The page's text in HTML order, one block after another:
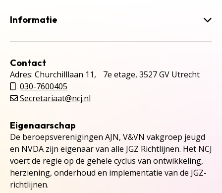
Informatie
Contact
Adres: Churchilllaan 11, 7e etage, 3527 GV Utrecht
030-7600405
Secretariaat@ncj.nl
Eigenaarschap
De beroepsverenigingen AJN, V&VN vakgroep jeugd
en NVDA zijn eigenaar van alle JGZ Richtlijnen. Het NCJ
voert de regie op de gehele cyclus van ontwikkeling,
herziening, onderhoud en implementatie van de JGZ-
richtlijnen.